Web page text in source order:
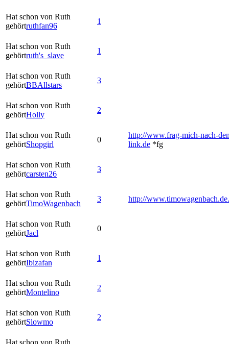
Hat schon von Ruth
gehörtruthfan96
1
Hat schon von Ruth
gehörtruth's_slave
1
Hat schon von Ruth
gehörtBBAllstars
3
Hat schon von Ruth
gehörtHolly
2
Hat schon von Ruth
gehörtShopgirl
0
http://www.frag-mich-nach-
link.de *fg
Hat schon von Ruth
gehörtcarsten26
3
Hat schon von Ruth
gehörtTimoWagenbach
3 http://
Hat schon von Ruth
gehörtJacl
0
Hat schon von Ruth
gehörtIbizafan
1
Hat schon von Ruth
gehörtMontelino
2
Hat schon von Ruth
gehörtSlowmo
2